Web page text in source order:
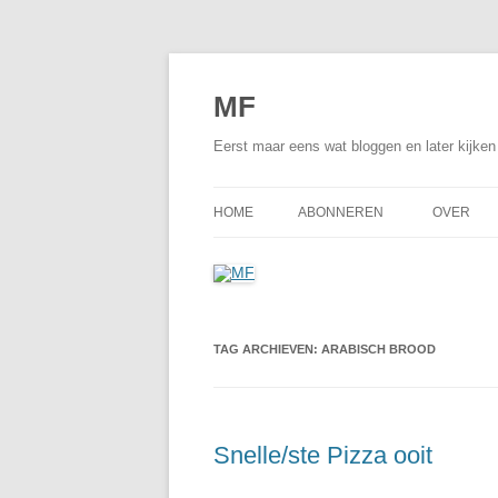
inhoud
MF
Eerst maar eens wat bloggen en later kijken
HOME ABONNEREN OVER
TAG ARCHIEVEN: ARABISCH BROOD
Snelle/ste Pizza ooit